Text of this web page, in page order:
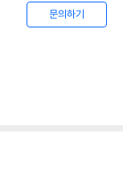
문의하기